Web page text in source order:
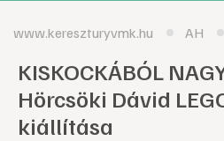
www.kereszturyvmk.hu AH
KISKOCKÁBÓL
Hörcsöki Dávid
kiállítása